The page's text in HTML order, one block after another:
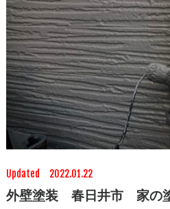
Updated 2022.01.22
外壁塗装 春日井市 家の